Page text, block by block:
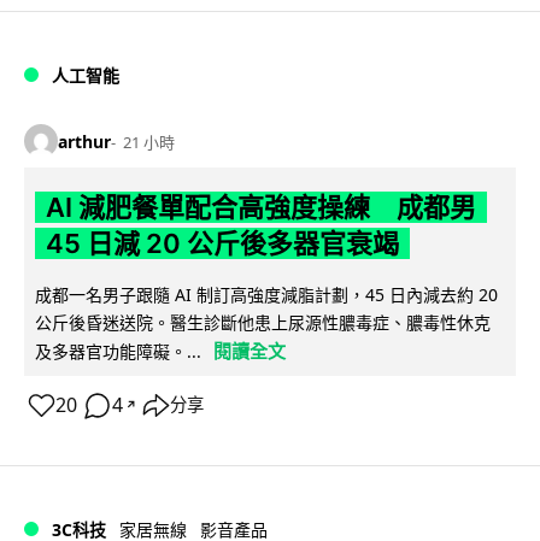
人工智能
arthur 21 小時
AI 減肥餐單配合高強度操練 成都男
45 日減 20 公斤後多器官衰竭
成都一名男子跟隨 AI 制訂高強度減脂計劃，45 日內減去約 20
公斤後昏迷送院。醫生診斷他患上尿源性膿毒症、膿毒性休克
及多器官功能障礙。...
閱讀全文
20 4 ↗ 分享
3C科技 家居無線 影音產品